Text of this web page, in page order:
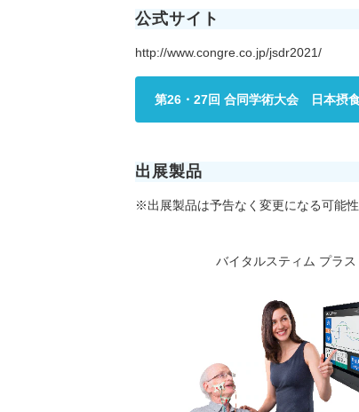
公式サイト
http://www.congre.co.jp/jsdr2021/
第26・27回 合同学術大会 日本摂
出展製品
※出展製品は予告なく変更になる可能
バイタルスティム プラス